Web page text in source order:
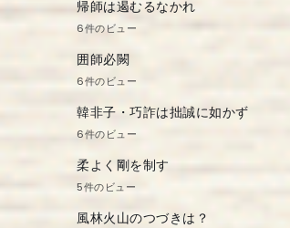
帰師は遏むるなかれ
6件のビュー
囲師必闕
6件のビュー
韓非子・巧詐は拙誠に如かず
6件のビュー
柔よく剛を制す
5件のビュー
風林火山のつづきは？